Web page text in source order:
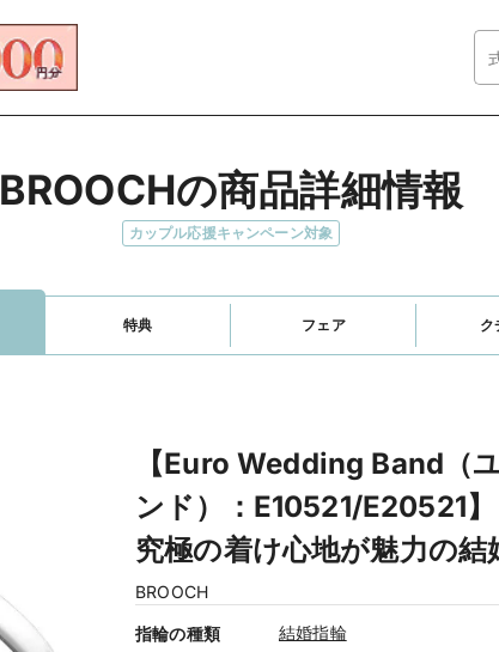
BROOCHの商品詳細情報
カップル応援キャンペーン対象
特典 フェア ク
【Euro Wedding Band（
ンド）：E10521/E20521
究極の着け心地が魅力の結
BROOCH
指輪の種類 結婚指輪